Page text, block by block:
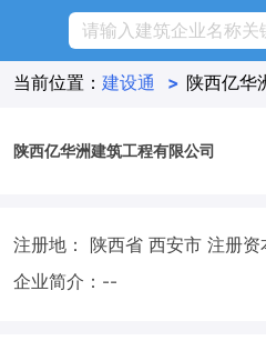
当前位置： 建设通 > 陕西亿华
陕西亿华洲建筑工程有限公司
注册地： 陕西省 西安市 注册资
企业简介：--